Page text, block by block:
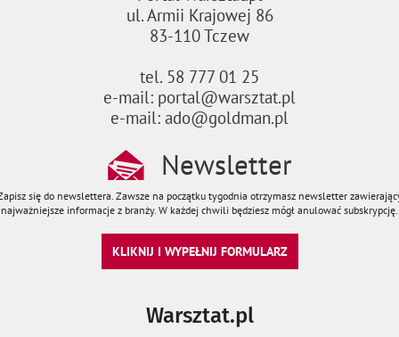
ul. Armii Krajowej 86
83-110 Tczew
tel. 58 777 01 25
e-mail: portal@warsztat.pl
e-mail: ado@goldman.pl
Newsletter
się do newslettera. Zawsze na początku tygodnia otrzymasz newsletter
najważniejsze informacje z branży. W każdej chwili będziesz mógł anulować subskrypcję.
KLIKNIJ I WYPEŁNIJ FORMULARZ
Warsztat.pl